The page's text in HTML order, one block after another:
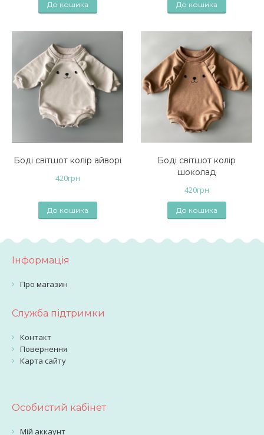
До кошика До кошика
Боді світшот колір айворі
420грн
До кошика
Боді світшот колір
шоколад
420грн
До кошика
Інформація
Про магазин
Служба підтримки
Контакт
Повернення
Карта сайту
Особистий кабінет
Мій аккаунт